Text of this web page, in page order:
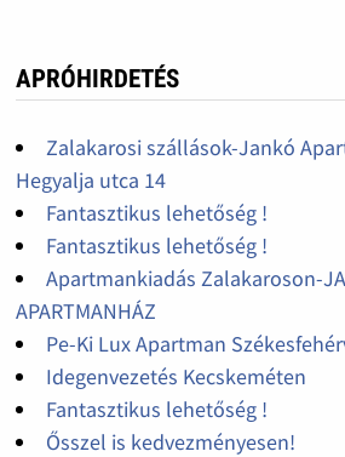
APRÓHIRDETÉS
Zalakarosi szállások-Jankó
Hegyalja utca 14
Fantasztikus lehetőség !
Fantasztikus lehetőség !
Apartmankiadás Zalakaroson-
APARTMANHÁZ
Pe-Ki Lux Apartman
Idegenvezetés Kecskeméten
Fantasztikus lehetőség !
Ősszel is kedvezményesen!